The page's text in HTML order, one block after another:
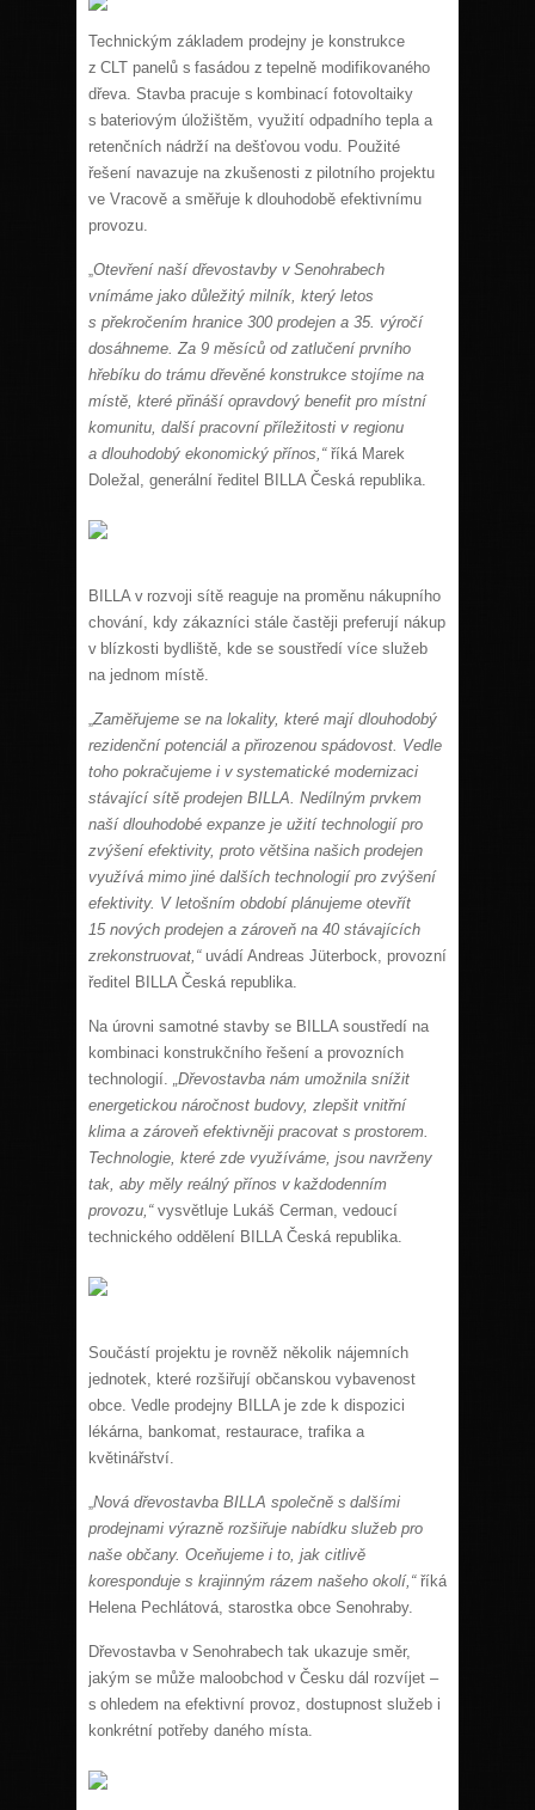
Technickým základem prodejny je konstrukce
z CLT panelů s fasádou z tepelně modifikovaného
dřeva. Stavba pracuje s kombinací fotovoltaiky
s bateriovým úložištěm, využití odpadního tepla a
retenčních nádrží na dešťovou vodu. Použité
řešení navazuje na zkušenosti z pilotního projektu
ve Vracově a směřuje k dlouhodobě efektivnímu
provozu.
„Otevření naší dřevostavby v Senohrabech
vnímáme jako důležitý milník, který letos
s překročením hranice 300 prodejen a 35. výročí
dosáhneme. Za 9 měsíců od zatlučení prvního
hřebíku do trámu dřevěné konstrukce stojíme na
místě, které přináší opravdový benefit pro místní
komunitu, další pracovní příležitosti v regionu
a dlouhodobý ekonomický přínos,“ říká Marek
Doležal, generální ředitel BILLA Česká republika.
BILLA v rozvoji sítě reaguje na proměnu nákupního
chování, kdy zákazníci stále častěji preferují nákup
v blízkosti bydliště, kde se soustředí více služeb
na jednom místě.
„Zaměřujeme se na lokality, které mají dlouhodobý
rezidenční potenciál a přirozenou spádovost. Vedle
toho pokračujeme i v systematické modernizaci
stávající sítě prodejen BILLA. Nedílným prvkem
naší dlouhodobé expanze je užití technologií pro
zvýšení efektivity, proto většina našich prodejen
využívá mimo jiné dalších technologií pro zvýšení
efektivity. V letošním období plánujeme otevřít
15 nových prodejen a zároveň na 40 stávajících
zrekonstruovat,“uvádí Andreas Jüterbock, provozní
ředitel BILLA Česká republika.
Na úrovni samotné stavby se BILLA soustředí na
kombinaci konstrukčního řešení a provozních
technologií.
„Dřevostavba nám umožnila snížit
energetickou náročnost budovy, zlepšit vnitřní
klima a zároveň efektivněji pracovat s prostorem.
Technologie, které zde využíváme, jsou navrženy
tak, aby měly reálný přínos v každodenním
provozu,“vysvětluje Lukáš Cerman, vedoucí
technického oddělení BILLA Česká republika.
Součástí projektu je rovněž několik nájemních
jednotek, které rozšiřují občanskou vybavenost
obce. Vedle prodejny BILLA je zde k dispozici
lékárna, bankomat, restaurace, trafika a
květinářství.
„Nová dřevostavba BILLA společně s dalšími
prodejnami výrazně rozšiřuje nabídku služeb pro
naše občany. Oceňujeme i to, jak citlivě
koresponduje s krajinným rázem našeho okolí,“říká
Helena Pechlátová, starostka obce Senohraby.
Dřevostavba v Senohrabech tak ukazuje směr,
jakým se může maloobchod v Česku dál rozvíjet –
s ohledem na efektivní provoz, dostupnost služeb i
konkrétní potřeby daného místa.